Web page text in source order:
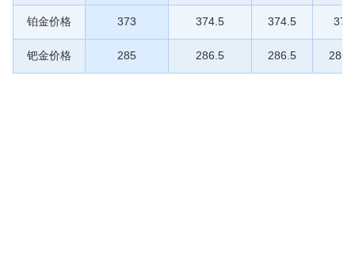
铂金价格 373 374.5 374.5 374
钯金价格 285 286.5 286.5